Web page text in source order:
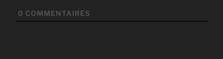
0 COMMENTAIRES